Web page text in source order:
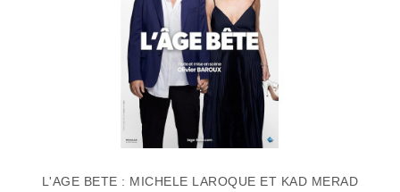
L'AGE BETE : MICHELE LAROQUE ET KAD MERAD